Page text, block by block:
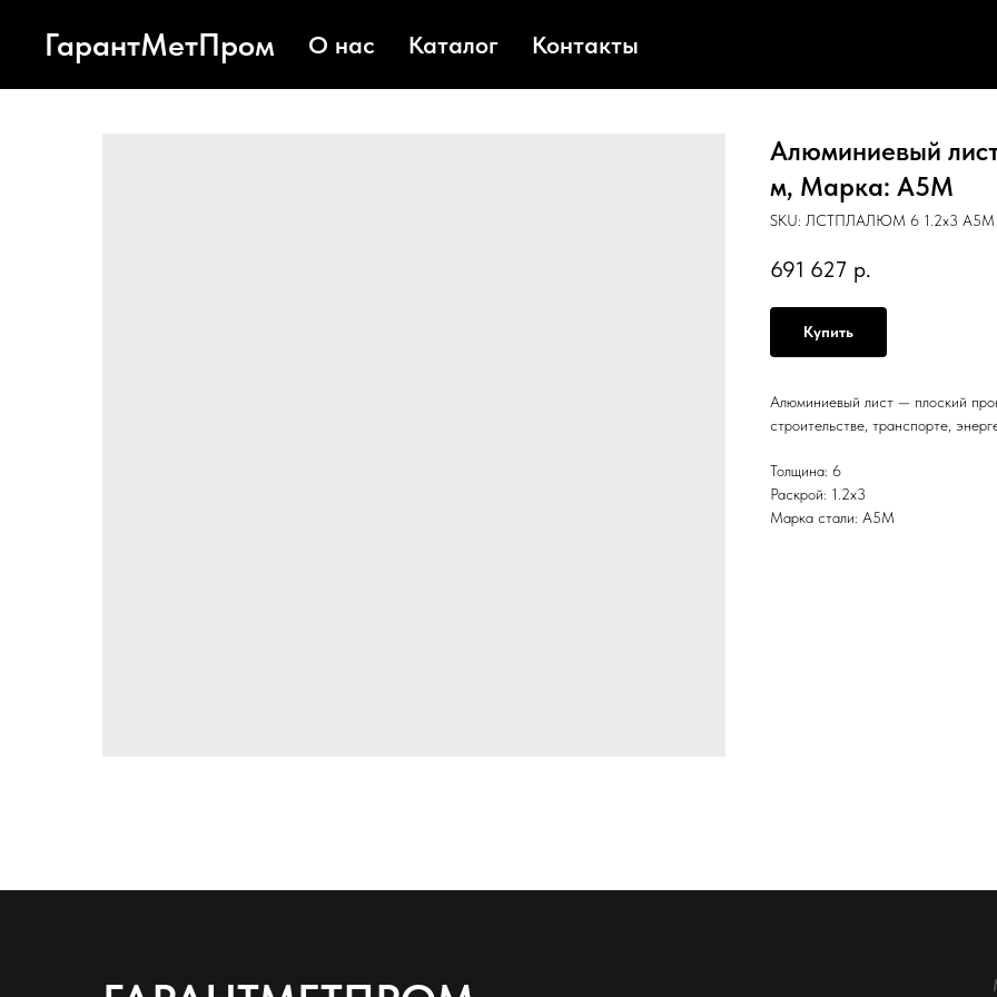
ГарантМетПром О нас Каталог Контакты
Алюминиевый
м, Марка: А5М
SKU: ЛСТПЛАЛЮМ 6 1.2х3 А5М
691 627 р.
Купить
Алюминиевый лист — плоский
строительстве, транспорте,
Толщина: 6
Раскрой: 1.2х3
Марка стали: А5М